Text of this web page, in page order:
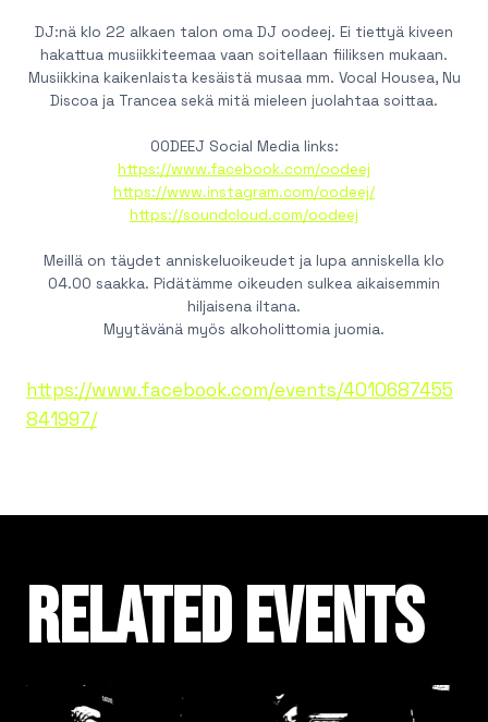
DJ:nä klo 22 alkaen talon oma DJ oodeej. Ei tiettyä kiveen
hakattua musiikkiteemaa vaan soitellaan fiiliksen mukaan.
Musiikkina kaikenlaista kesäistä musaa mm. Vocal Housea, Nu
Discoa ja Trancea sekä mitä mieleen juolahtaa soittaa.
OODEEJ Social Media links:
https://www.facebook.com/oodeej
https://www.instagram.com/oodeej/
https://soundcloud.com/oodeej
Meillä on täydet anniskeluoikeudet ja lupa anniskella klo
04.00 saakka. Pidätämme oikeuden sulkea aikaisemmin
hiljaisena iltana.
Myytävänä myös alkoholittomia juomia.
https://www.facebook.com/events/4010687455
841997/
Related events